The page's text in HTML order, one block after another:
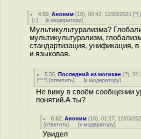
4.50 ,Аноним (18), 00:42, 12/03/2021 [^]
[↓] [к модератору]
Мультикультурализма?
мультикультурализм,
стандартизация, унификация,
и языковая.
5.56 ,Последний из могикан (?),
[^^^] [ответить] [к модератору]
Не вижу в своём сообщении
понятий.А ты?
6.62 ,Аноним (18), 01:27, 12/03/
[ответить] [к модератору]
Увидел